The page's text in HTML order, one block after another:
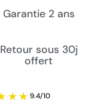
Garantie 2 ans
Retour sous 30j
offert